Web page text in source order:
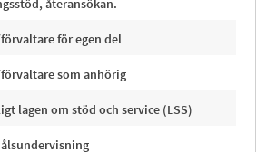
återansökan.
för egen del
som anhörig
lagen om stöd och service (LSS)